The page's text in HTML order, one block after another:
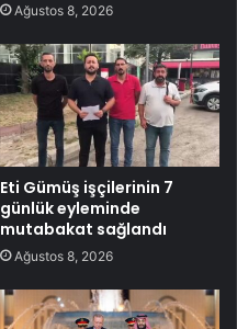
Ağustos 8, 2026
Eti Gümüş işçilerinin 7
günlük eyleminde
mutabakat sağlandı
Ağustos 8, 2026